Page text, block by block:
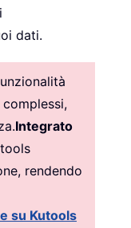
dati.
Integrato
rendendo
su Kutools